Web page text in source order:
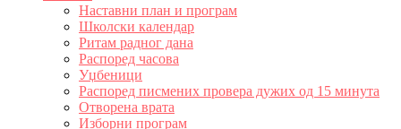
Наставни план и програм
Школски календар
Ритам радног дана
Распоред часова
Уџбеници
Распоред писмених провера дужих од 15 минута
Отворена врата
Изборни програм